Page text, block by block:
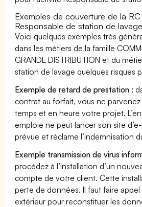
Exemples de couverture de la
Responsable de station de
Voici quelques exemples très
dans les métiers de la famille
GRANDE DISTRIBUTION et du
station de lavage quelques risques
Exemple de retard de prestation :
contrat au forfait, vous ne parvenez
temps et en heure votre projet.
emploie ne peut lancer son site
prévue et réclame l’indemnisation
Exemple transmission de virus
procédez à l’installation d’un
compte de votre client. Cette
perte de données. Il faut faire appel
extérieur pour reconstituer les